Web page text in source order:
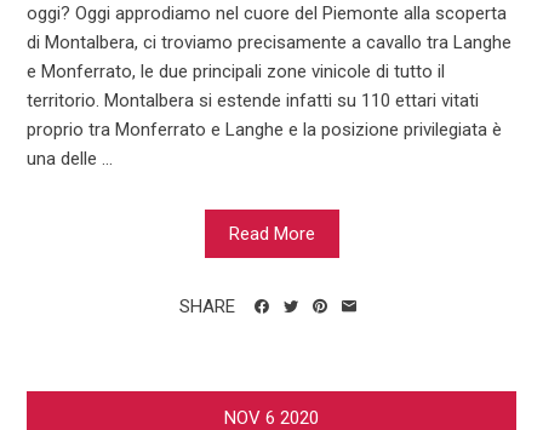
oggi? Oggi approdiamo nel cuore del Piemonte alla scoperta
di Montalbera, ci troviamo precisamente a cavallo tra Langhe
e Monferrato, le due principali zone vinicole di tutto il
territorio. Montalbera si estende infatti su 110 ettari vitati
proprio tra Monferrato e Langhe e la posizione privilegiata è
una delle ...
Read More
SHARE
NOV 6 2020